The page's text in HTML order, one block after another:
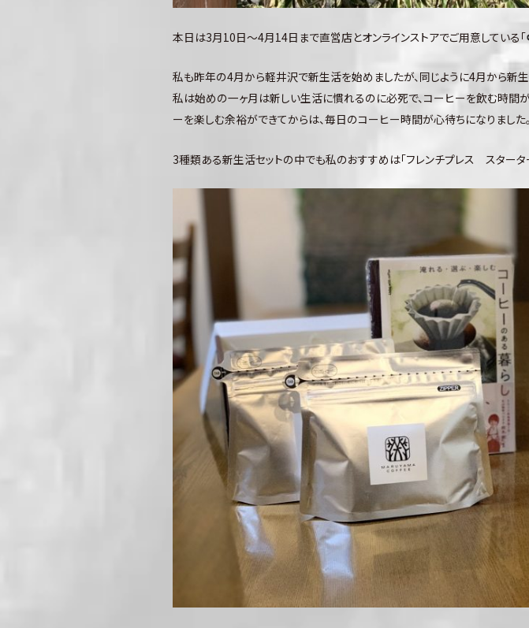
本日は3月10日～4月14日まで直営店とオンラインストアでご用意している「
私も昨年の4月から軽井沢で新生活を始めましたが、同じように4月から新生
私は始めの一ヶ月は新しい生活に慣れるのに必死で、コーヒーを飲む時間
ーを楽しむ余裕ができてからは、毎日のコーヒー時間が心待ちになりました。
3種類ある新生活セットの中でも私のおすすめは「フレンチプレス スターター